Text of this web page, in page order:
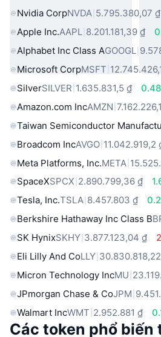
Nvidia CorpNVDA 5.795.380,07 ₫
Apple Inc.AAPL 8.201.181,39 ₫
Alphabet Inc Class AGOOGL
Microsoft CorpMSFT
SilverSILVER 1.635.831,5 ₫
Amazon.com IncAMZN
Taiwan Semiconductor
Broadcom IncAVGO 11.042.919,2
Meta Platforms, Inc.META
SpaceXSPCX 2.890.799,36 ₫
Tesla, Inc.TSLA 8.457.803 ₫
Berkshire Hathaway Inc Class B
SK HynixSKHY 3.877.123,04 ₫
Eli Lilly And CoLLY
Micron Technology IncMU
JPmorgan Chase & CoJPM
Walmart IncWMT 2.952.881 ₫
Các token phổ biến